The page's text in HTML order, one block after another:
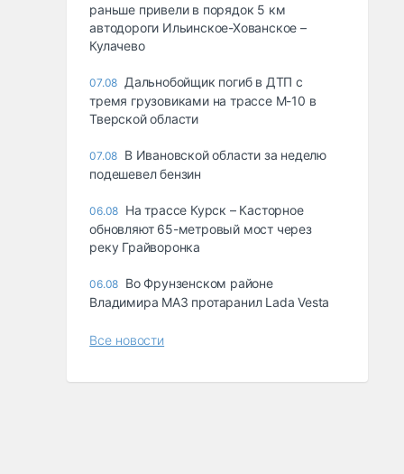
раньше привели в порядок 5 км
автодороги Ильинское-Хованское –
Кулачево
07.08 Дальнобойщик погиб в ДТП с
тремя грузовиками на трассе М-10 в
Тверской области
07.08 В Ивановской области за неделю
подешевел бензин
06.08 На трассе Курск – Касторное
обновляют 65-метровый мост через
реку Грайворонка
06.08 Во Фрунзенском районе
Владимира МАЗ протаранил Lada Vesta
Все новости